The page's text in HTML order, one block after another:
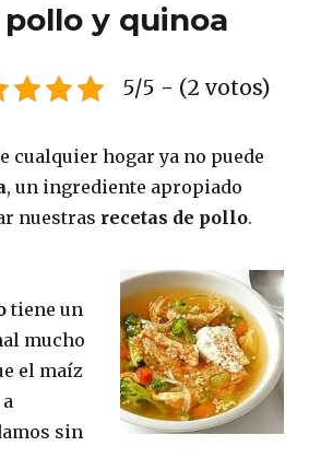
pollo y quinoa
5/5 - (2 votos)
cualquier hogar ya no puede
, un ingrediente apropiado
nuestras recetas de pollo.
tiene un
mucho
el maíz
sin